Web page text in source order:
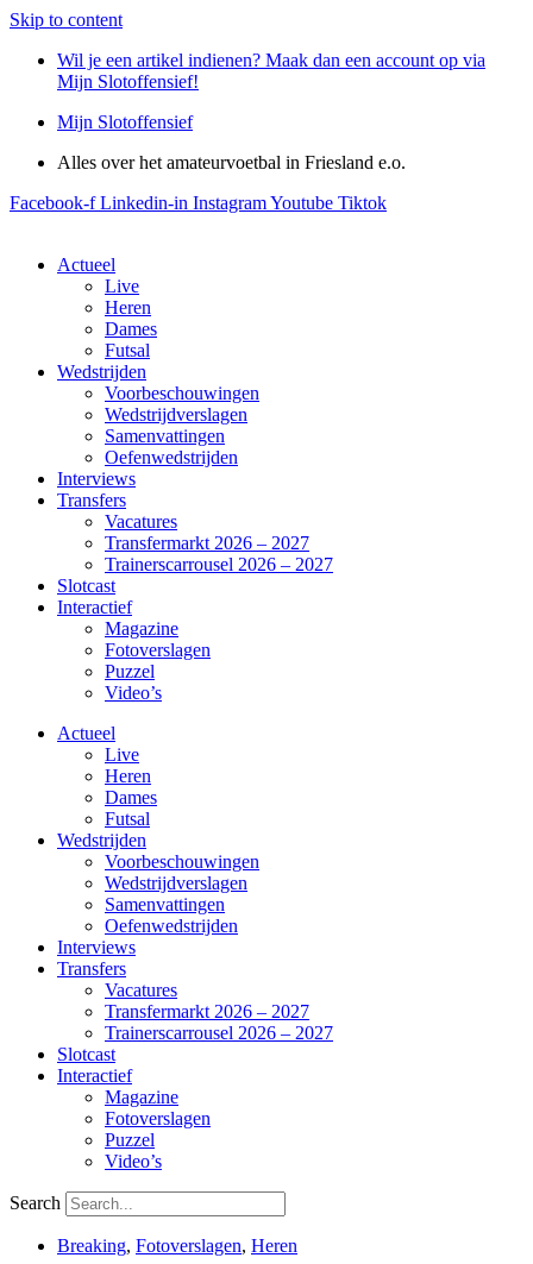
Skip to content
Wil je een artikel indienen? Maak dan een account op via
Mijn Slotoffensief!
Mijn Slotoffensief
Alles over het amateurvoetbal in Friesland e.o.
Facebook-f Linkedin-in InstagramYoutube Tiktok
Actueel
Live
Heren
Dames
Futsal
Wedstrijden
Voorbeschouwingen
Wedstrijdverslagen
Samenvattingen
Oefenwedstrijden
Interviews
Transfers
Vacatures
Transfermarkt 2026 – 2027
Trainerscarrousel 2026 – 2027
Slotcast
Interactief
Magazine
Fotoverslagen
Puzzel
Video’s
Actueel
Live
Heren
Dames
Futsal
Wedstrijden
Voorbeschouwingen
Wedstrijdverslagen
Samenvattingen
Oefenwedstrijden
Interviews
Transfers
Vacatures
Transfermarkt 2026 – 2027
Trainerscarrousel 2026 – 2027
Slotcast
Interactief
Magazine
Fotoverslagen
Puzzel
Video’s
Search
Breaking, Fotoverslagen, Heren